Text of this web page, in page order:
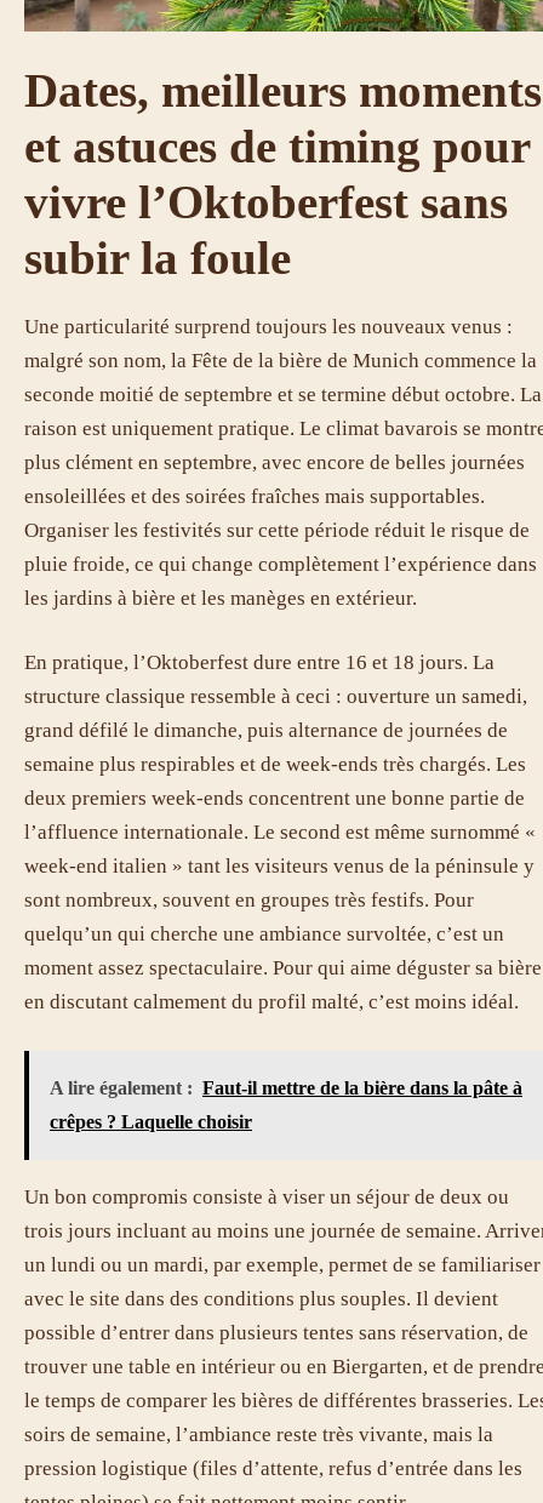
Dates, meilleurs moments
et astuces de timing pour
vivre l’Oktoberfest sans
subir la foule
Une particularité surprend toujours les nouveaux venus :
malgré son nom, la Fête de la bière de Munich commence la
seconde moitié de septembre et se termine début octobre. La
raison est uniquement pratique. Le climat bavarois se
plus clément en septembre, avec encore de belles journées
ensoleillées et des soirées fraîches mais supportables.
Organiser les festivités sur cette période réduit le risque de
pluie froide, ce qui change complètement l’expérience dans
les jardins à bière et les manèges en extérieur.
En pratique, l’Oktoberfest dure entre 16 et 18 jours. La
structure classique ressemble à ceci : ouverture un samedi,
grand défilé le dimanche, puis alternance de journées de
semaine plus respirables et de week-ends très chargés. Les
deux premiers week-ends concentrent une bonne partie de
l’affluence internationale. Le second est même surnommé «
week-end italien » tant les visiteurs venus de la péninsule y
sont nombreux, souvent en groupes très festifs. Pour
quelqu’un qui cherche une ambiance survoltée, c’est un
moment assez spectaculaire. Pour qui aime déguster sa bière
en discutant calmement du profil malté, c’est moins idéal.
A lire également : Faut-il mettre de la bière dans la pâte à
crêpes ? Laquelle choisir
Un bon compromis consiste à viser un séjour de deux ou
trois jours incluant au moins une journée de semaine.
un lundi ou un mardi, par exemple, permet de se familiariser
avec le site dans des conditions plus souples. Il devient
possible d’entrer dans plusieurs tentes sans réservation, de
trouver une table en intérieur ou en Biergarten, et de
le temps de comparer les bières de différentes brasseries.
soirs de semaine, l’ambiance reste très vivante, mais la
pression logistique (files d’attente, refus d’entrée dans les